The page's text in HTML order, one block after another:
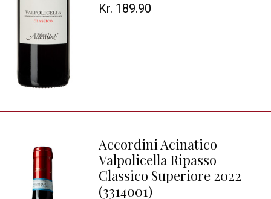
Kr. 189.90
Accordini Acinatico
Valpolicella Ripasso
Classico Superiore 2022
(3314001)